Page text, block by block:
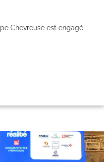
Chevreuse est engagé